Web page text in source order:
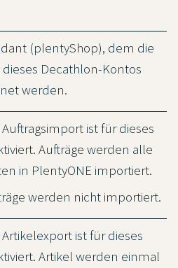
(plentyShop), dem die
dieses Decathlon-Kontos
werden.
Auftragsimport ist für dieses
Aufträge werden alle
in PlentyONE importiert.
werden nicht importiert.
Artikelexport ist für dieses
Artikel werden einmal